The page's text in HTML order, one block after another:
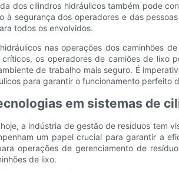
dos cilindros hidráulicos também pode
à segurança dos operadores e das
todos os envolvidos.
nas operações dos caminhões
os operadores de camiões de
de trabalho mais seguro. É
para garantir o funcionamento perfeito
em sistemas de
a indústria de gestão de resíduos tem
um papel crucial para garantir a
operações de gerenciamento de
de lixo.